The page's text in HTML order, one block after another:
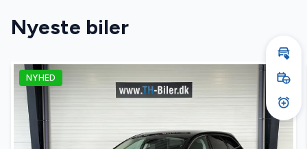
AUX tilslutning
Dual zone klimaanlæg
Dæktryksystem
Nyeste biler
NYHED